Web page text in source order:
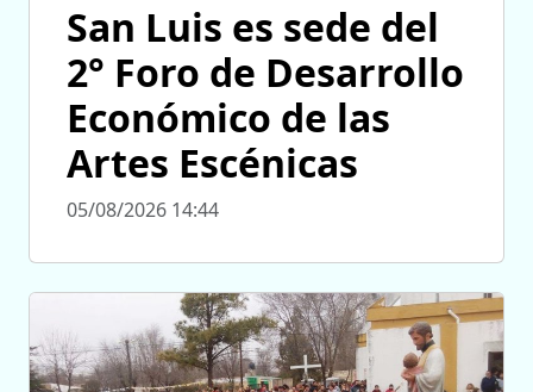
San Luis es sede del
2° Foro de Desarrollo
Económico de las
Artes Escénicas
05/08/2026 14:44